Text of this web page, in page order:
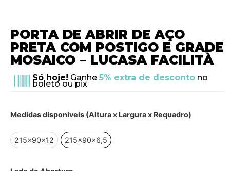
PORTA DE ABRIR DE AÇO
PRETA COM POSTIGO E GRADE
MOSAICO – LUCASA FACILITÀ
Só hoje! Ganhe 5% extra de descontono
boleto ou pix
Medidas disponiveis (Altura x Largura x Requadro)
215x90x12 215x90x6,5